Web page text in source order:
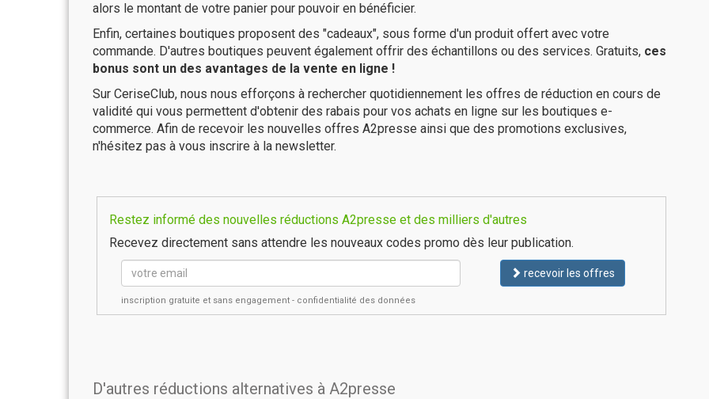
alors le montant de votre panier pour pouvoir en bénéficier.
Enfin, certaines boutiques proposent des "cadeaux", sous forme d'un produit offert avec votre
commande. D'autres boutiques peuvent également offrir des échantillons ou des services. Gratuits, ces
bonus sont un des avantages de la vente en ligne !
Sur CeriseClub, nous nous efforçons à rechercher quotidiennement les offres de réduction en cours de
validité qui vous permettent d'obtenir des rabais pour vos achats en ligne sur les boutiques e-
commerce. Afin de recevoir les nouvelles offres A2presse ainsi que des promotions exclusives,
n'hésitez pas à vous inscrire à la newsletter.
Restez informé des nouvelles réductions A2presse et des milliers d'autres
Recevez directement sans attendre les nouveaux codes promo dès leur publication.
recevoir les offres
inscription gratuite et sans engagement - confidentialité des données
D'autres réductions alternatives à A2presse